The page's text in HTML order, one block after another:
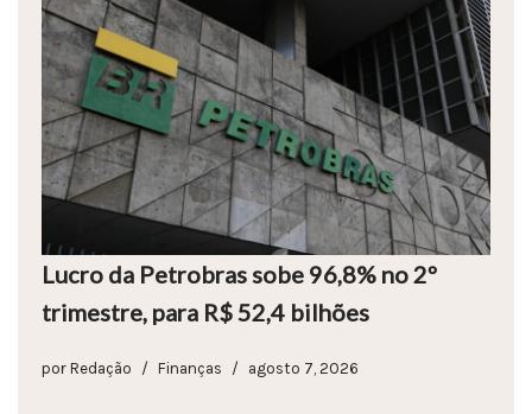
Lucro da Petrobras sobe 96,8% no 2º
trimestre, para R$ 52,4 bilhões
por Redação Finanças agosto 7, 2026